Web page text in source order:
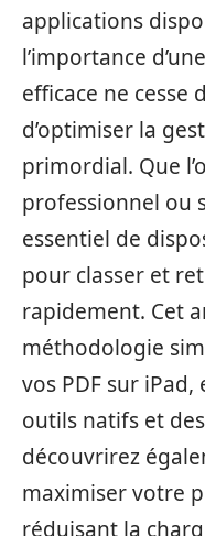
applications
l’importance
efficace ne cesse
d’optimiser la
primordial. Que
professionnel ou
essentiel de
pour classer et
rapidement. Cet
méthodologie
vos PDF sur
outils natifs et
découvrirez
maximiser votre
réduisant la